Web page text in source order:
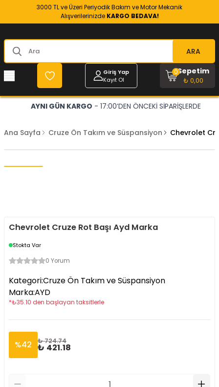
3000 TL ve Üzeri Periyodik Bakım ve Motor Mekanik
Alışverilerinizde KARGO BEDAVA!
ARA
Giriş Yap
Kayıt Ol
Sepetim
₺ 0,00
0
AYNI GÜN KARGO - 17:00’DEN ÖNCEKİ SİPARİŞLERDE
Ana Sayfa Cruze Ön Takım ve Süspansiyon Chevrolet
Chevrolet Cruze Rot Başı Ayd Marka
Stokta Var
0 Yorum
Kategori:Cruze Ön Takım ve Süspansiyon
Marka:AYD
*₺35.10 den başlayan taksitlerle
%42 ₺ 724.74
₺ 421.18